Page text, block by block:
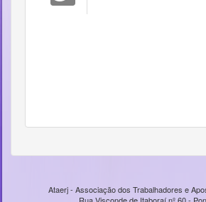
Ataerj - Associação dos Trabalhadores e
Rua Visconde de Itaboraí nº 60 -